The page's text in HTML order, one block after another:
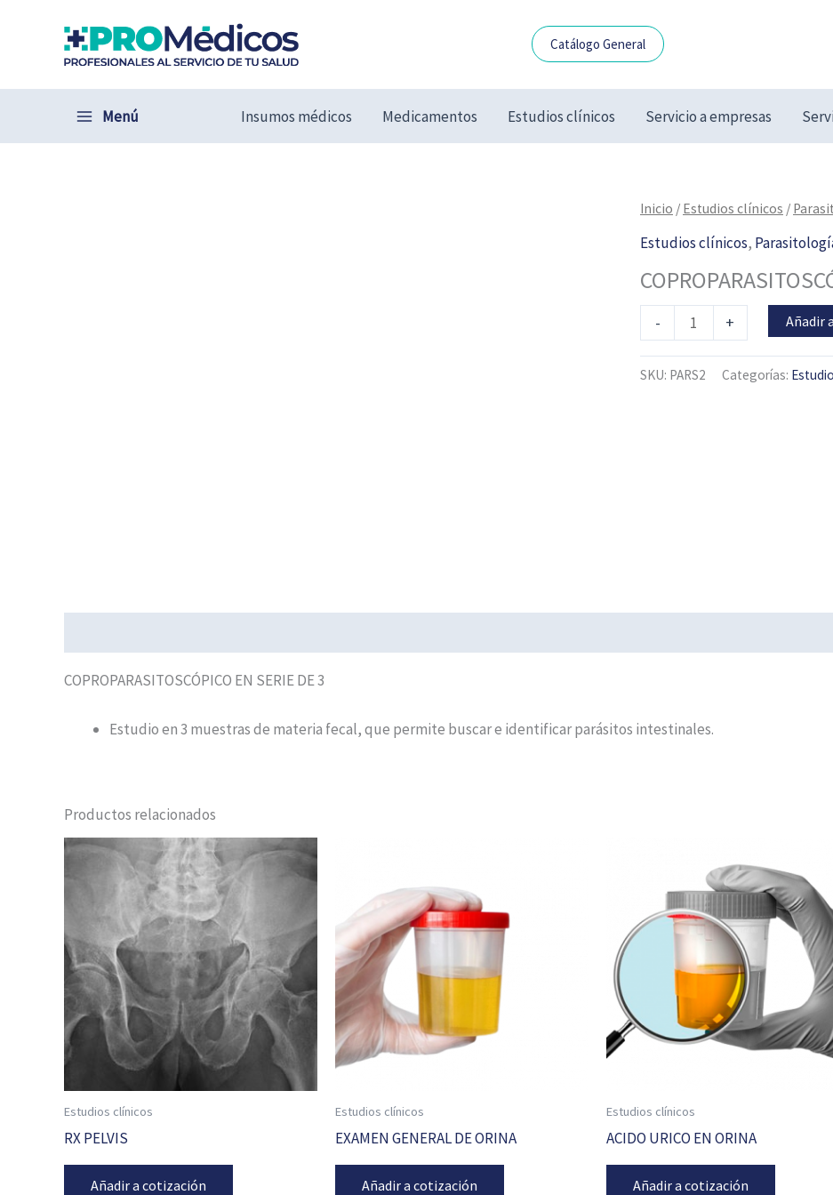
contenido
Catálogo General
Menú Insumos médicos Medicamentos Estudios clínicos Servicio a empresas
Inicio / Estudios clínicos /
Estudios clínicos,
-
COPROPARASITOSCÓPICO
EN
DE
3
cantidad
+ Añadir
SKU: PARS2 Categorías:
COPROPARASITOSCÓPICO EN SERIE DE 3
Estudio en 3 muestras de materia fecal, que permite buscar e identificar parásitos intestinales.
Productos relacionados
Estudios clínicos
RX PELVIS
Añadir a cotización
Estudios clínicos
EXAMEN GENERAL DE ORINA
Añadir a cotización
Estudios clínicos
ACIDO URICO EN ORINA
Añadir a cotización